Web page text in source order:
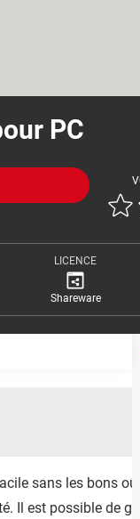
PC
LICENCE
Shareware
sans les bons
est possible de